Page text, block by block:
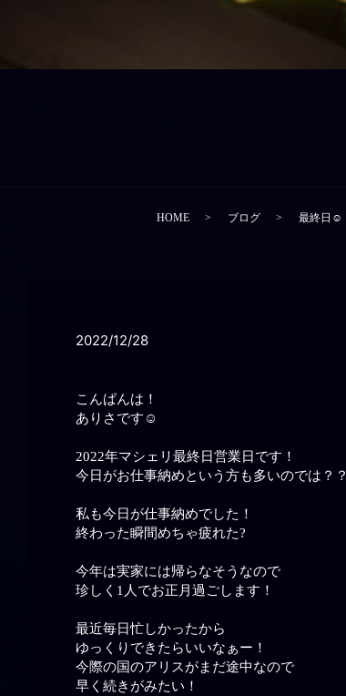
HOME ブログ 最終日☺️
2022/12/28
こんばんは！
ありさです☺️
2022年マシェリ最終日営業日です！
今日がお仕事納めという方も多いのでは？？
私も今日が仕事納めでした！
終わった瞬間めちゃ疲れた?
今年は実家には帰らなそうなので
珍しく1人でお正月過ごします！
最近毎日忙しかったから
ゆっくりできたらいいなぁー！
今際の国のアリスがまだ途中なので
早く続きがみたい！